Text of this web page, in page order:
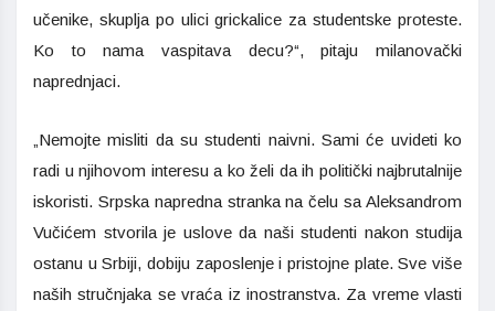
učenike, skuplja po ulici grickalice za studentske proteste.
Ko to nama vaspitava decu?“, pitaju milanovački
naprednjaci.
„Nemojte misliti da su studenti naivni. Sami će uvideti ko
radi u njihovom interesu a ko želi da ih politički najbrutalnije
iskoristi. Srpska napredna stranka na čelu sa Aleksandrom
Vučićem stvorila je uslove da naši studenti nakon studija
ostanu u Srbiji, dobiju zaposlenje i pristojne plate. Sve više
naših stručnjaka se vraća iz inostranstva. Za vreme vlasti